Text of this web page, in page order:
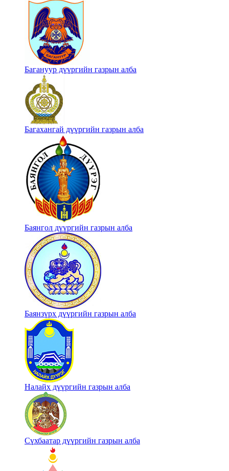
Багануур дүүргийн газрын алба
Багахангай дүүргийн газрын алба
Баянгол дүүргийн газрын алба
Баянзүрх дүүргийн газрын алба
Налайх дүүргийн газрын алба
Сүхбаатар дүүргийн газрын алба